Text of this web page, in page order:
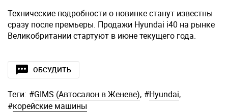
Технические подробности о новинке станут известны
сразу после премьеры. Продажи Hyundai i40 на рынке
Великобритании стартуют в июне текущего года.
ОБСУДИТЬ
Теги: #GIMS (Автосалон в Женеве), #Hyundai,
#корейские машины